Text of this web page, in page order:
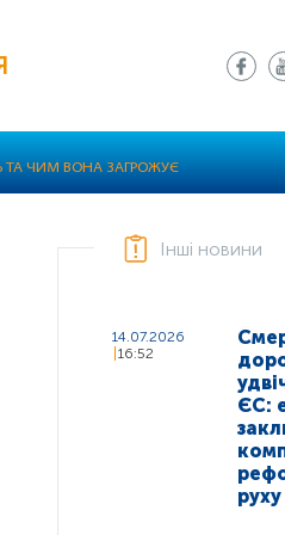
ТА ЧИМ ВОНА ЗАГРОЖУЄ
Інші новини
14.07.2026
16:52
ЄС:
руху